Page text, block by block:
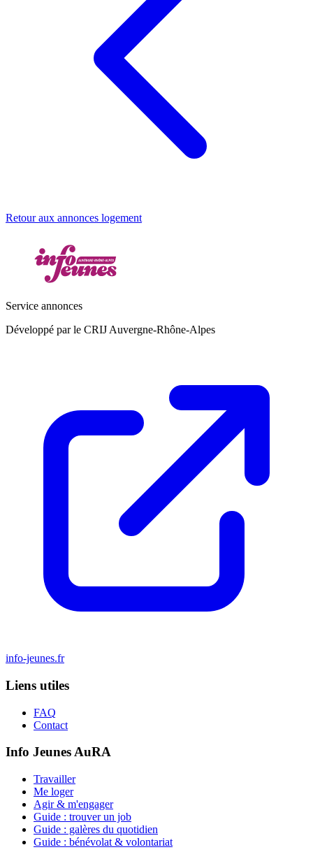
+2
Retour aux annonces logement
Service annonces
Développé par le CRIJ Auvergne-Rhône-Alpes
info-jeunes.fr
Liens utiles
FAQ
Contact
Info Jeunes AuRA
Travailler
Me loger
Agir & m'engager
Guide : trouver un job
Guide : galères du quotidien
Guide : bénévolat & volontariat